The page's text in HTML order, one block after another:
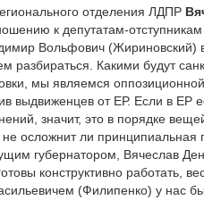
отделения ЛДПР
к депутатам-
Вольфович (Жириновский)
разбираться. Какими будут
мы являемся
выдвиженцев от ЕР. Если в ЕР
значит, это в порядке
осложнит ли принципиальная
губернатором, Вячеслав
конструктивно работать,
(Филипенко) у нас